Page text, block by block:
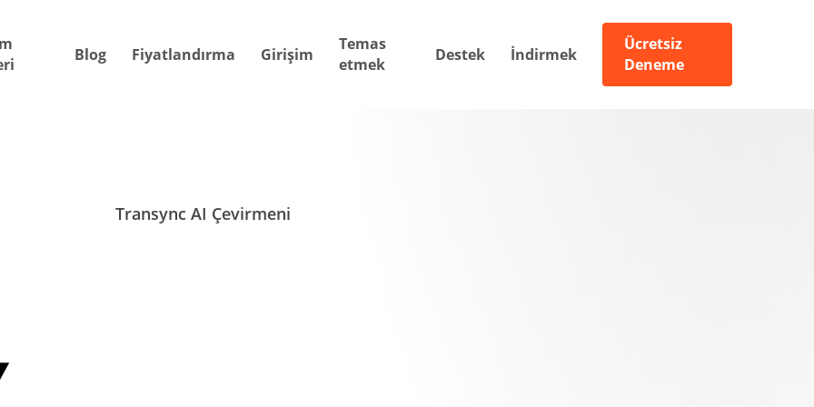
Blog Fiyatlandırma Girişim
Temas
etmek
Destek İndirmek
Ücretsiz
Deneme
Transync AI Çevirmeni